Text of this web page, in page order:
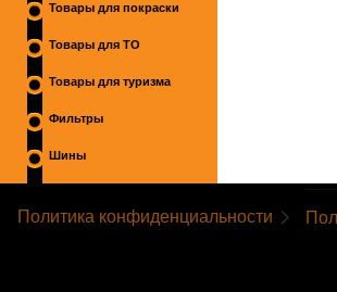
Товары для покраски
Товары для ТО
Товары для туризма
Фильтры
Шины
Политика конфиденциальности